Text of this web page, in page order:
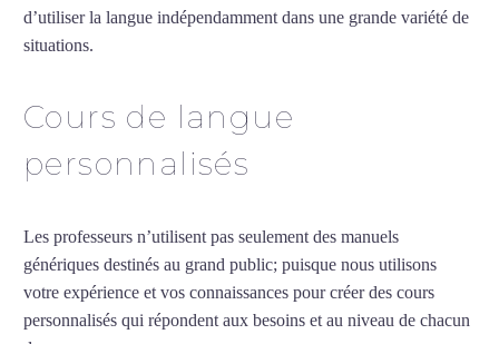
d’utiliser la langue indépendamment dans une grande variété de
situations.
Cours de langue
personnalisés
Les professeurs n’utilisent pas seulement des manuels
génériques destinés au grand public; puisque nous utilisons
votre expérience et vos connaissances pour créer des cours
personnalisés qui répondent aux besoins et au niveau de chacun